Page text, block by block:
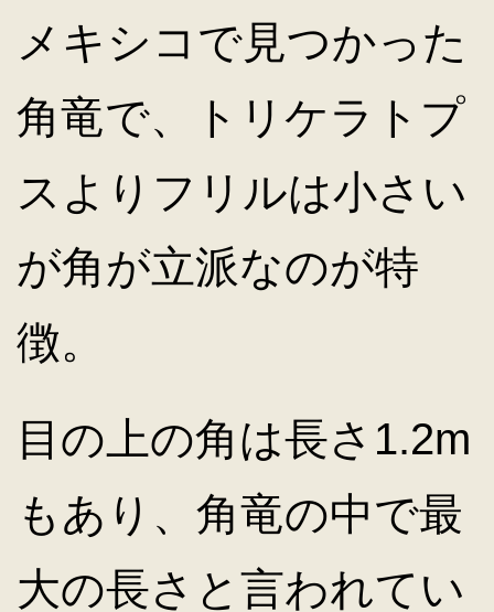
メキシコで見つかった
角竜で、トリケラトプ
スよりフリルは小さい
が角が立派なのが特
徴。
目の上の角は長さ1.2m
もあり、角竜の中で最
大の長さと言われてい